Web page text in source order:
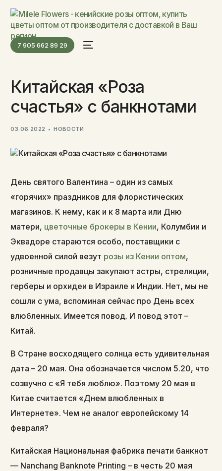
7 905 662 89 29
Китайская «Роза
счастья» с банкнотами
03.06.2022 НОВОСТИ
День святого Валентина – один из самых
«горячих» праздников для флористических
магазинов. К нему, как и к 8 марта или Дню
матери, цветочные брокеры в Кении, Колумбии и
Эквадоре стараются особо, поставщики с
удвоенной силой везут розы из Кении оптом,
розничные продавцы закупают астры, стрелиции,
герберы и орхидеи в Израиле и Индии. Нет, мы не
сошли с ума, вспоминая сейчас про День всех
влюбленных. Имеется повод. И повод этот –
Китай.
В Стране восходящего солнца есть удивительная
дата – 20 мая. Она обозначается числом 5.20, что
созвучно с «Я тебя люблю». Поэтому 20 мая в
Китае считается «Днем влюбленных в
Интернете». Чем не аналог европейскому 14
февраля?
Китайская Национальная фабрика печати банкнот
— Nanchang Banknote Printing – в честь 20 мая